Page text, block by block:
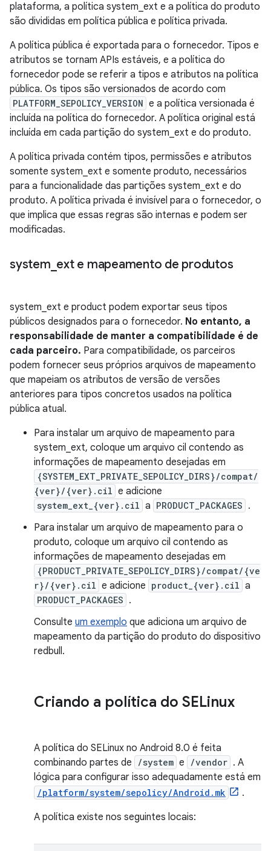
plataforma, a política system_ext e a política do produto
são divididas em política pública e política privada.
A política pública é exportada para o fornecedor. Tipos e
atributos se tornam APIs estáveis, e a política do
fornecedor pode se referir a tipos e atributos na política
pública. Os tipos são versionados de acordo com
PLATFORM_SEPOLICY_VERSION e a política versionada é
incluída na política do fornecedor. A política original está
incluída em cada partição do system_ext e do produto.
A política privada contém tipos, permissões e atributos
somente system_ext e somente produto, necessários
para a funcionalidade das partições system_ext e do
produto. A política privada é invisível para o fornecedor, o
que implica que essas regras são internas e podem ser
modificadas.
system ext e mapeamento de produtos
system_ext e product podem exportar seus tipos
públicos designados para o fornecedor. No entanto, a
responsabilidade de manter a compatibilidade é de
cada parceiro. Para compatibilidade, os parceiros
podem fornecer seus próprios arquivos de mapeamento
que mapeiam os atributos de versão de versões
anteriores para tipos concretos usados ​​na política
pública atual.
Para instalar um arquivo de mapeamento para
system_ext, coloque um arquivo cil contendo as
informações de mapeamento desejadas em
{SYSTEM_EXT_PRIVATE_SEPOLICY_DIRS}/compat/
{ver}/{ver}.cil e adicione
system_ext_{ver}.cil a PRODUCT_PACKAGES .
Para instalar um arquivo de mapeamento para o
produto, coloque um arquivo cil contendo as
informações de mapeamento desejadas em
{PRODUCT_PRIVATE_SEPOLICY_DIRS}/compat/{ve
r}/{ver}.cil e adicione product_{ver}.cil a
PRODUCT_PACKAGES .
Consulte um exemplo que adiciona um arquivo de
mapeamento da partição do produto do dispositivo
redbull.
Criando a política do SELinux
A política do SELinux no Android 8.0 é feita
combinando partes de
/system e /vendor . A
lógica para configurar isso adequadamente está em
/platform/system/sepolicy/Android.mk
.
A política existe nos seguintes locais: